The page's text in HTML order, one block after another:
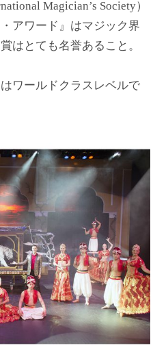
Magician’s Society）
アワード』はマジック界
はとても名誉あること。
ワールドクラスレベルで